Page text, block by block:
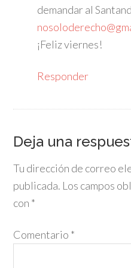
demandar al
¡Feliz viernes!
Responder
Deja una
Tu dirección de correo
publicada. Los campos
con *
Comentario *